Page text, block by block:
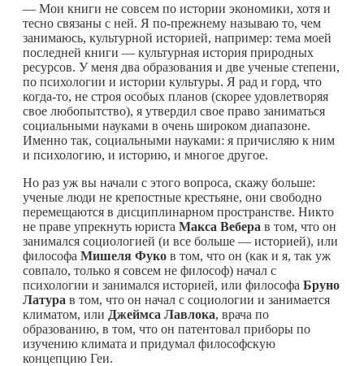
— Мои книги не совсем по истории экономики, хотя и
тесно связаны с ней. Я по-прежнему называю то, чем
занимаюсь, культурной историей, например: тема моей
последней книги — культурная история природных
ресурсов. У меня два образования и две ученые степени,
по психологии и истории культуры. Я рад и горд, что
когда-то, не строя особых планов (скорее удовлетворяя
свое любопытство), я утвердил свое право заниматься
социальными науками в очень широком диапазоне.
Именно так, социальными науками: я причисляю к ним
и психологию, и историю, и многое другое.
Но раз уж вы начали с этого вопроса, скажу больше:
ученые люди не крепостные крестьяне, они свободно
перемещаются в дисциплинарном пространстве. Никто
не праве упрекнуть юриста Макса Вебера в том, что он
занимался социологией (и все больше — историей), или
философа Мишеля Фуко в том, что он (как и я, так уж
совпало, только я совсем не философ) начал с
психологии и занимался историей, или философа Бруно
Латура в том, что он начал с социологии и занимается
климатом, или Джеймса Лавлока, врача по
образованию, в том, что он патентовал приборы по
изучению климата и придумал философскую
концепцию Геи.